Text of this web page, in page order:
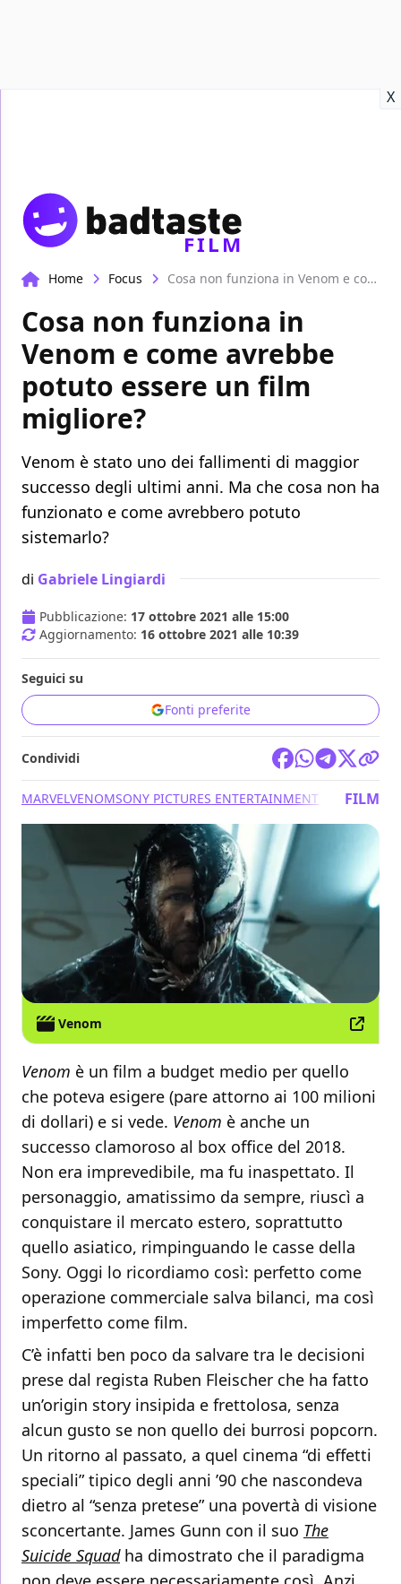
X
FILM
Home Focus Cosa non funziona in Venom e come avrebbe potuto essere un film migliore?
Cosa non funziona in
Venom e come avrebbe
potuto essere un film
migliore?
Venom è stato uno dei fallimenti di maggior
successo degli ultimi anni. Ma che cosa non ha
funzionato e come avrebbero potuto
sistemarlo?
di Gabriele Lingiardi
Pubblicazione: 17 ottobre 2021 alle 15:00
Aggiornamento: 16 ottobre 2021 alle 10:39
Seguici su
Fonti preferite
Condividi
MARVELVENOMSONY PICTURES ENTERTAINMENT FILM
Venom
Venom è un film a budget medio per quello
che poteva esigere (pare attorno ai 100 milioni
di dollari) e si vede. Venom è anche un
successo clamoroso al box office del 2018.
Non era imprevedibile, ma fu inaspettato. Il
personaggio, amatissimo da sempre, riuscì a
conquistare il mercato estero, soprattutto
quello asiatico, rimpinguando le casse della
Sony. Oggi lo ricordiamo così: perfetto come
operazione commerciale salva bilanci, ma così
imperfetto come film.
C’è infatti ben poco da salvare tra le decisioni
prese dal regista Ruben Fleischer che ha fatto
un’origin story insipida e frettolosa, senza
alcun gusto se non quello dei burrosi popcorn.
Un ritorno al passato, a quel cinema “di effetti
speciali” tipico degli anni ’90 che nascondeva
dietro al “senza pretese” una povertà di visione
sconcertante. James Gunn con il suo The
Suicide Squadha dimostrato che il paradigma